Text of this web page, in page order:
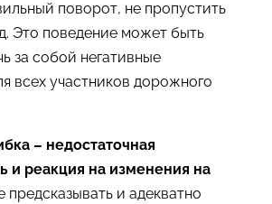
поворот, не пропустить
Это поведение может быть
за собой негативные
всех участников дорожного
– недостаточная
и реакция на изменения на
предсказывать и адекватно